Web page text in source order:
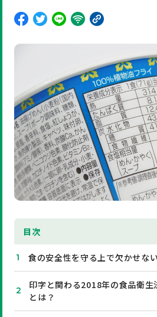
目 次
食の安全性を守る上で欠かせな
印字と関わる2018年の食品衛
とは？